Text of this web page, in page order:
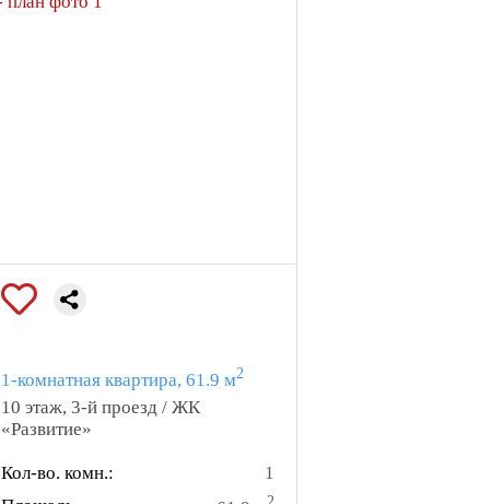
1-комнатная квартира, 61.9 м2
10 этаж, 3-й проезд / ЖК
«Развитие»
Кол-во. комн.:
1